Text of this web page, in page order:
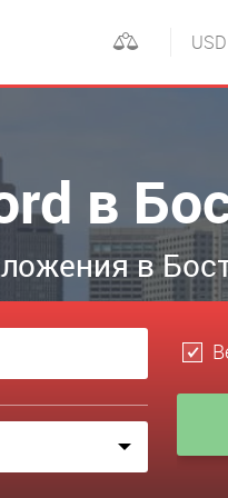
USD
в
в